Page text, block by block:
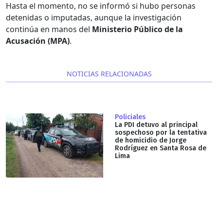
Hasta el momento, no se informó si hubo personas
detenidas o imputadas, aunque la investigación
continúa en manos del Ministerio Público de la
Acusación (MPA).
NOTICIAS RELACIONADAS
Policiales
La PDI detuvo al principal
sospechoso por la tentativa
de homicidio de Jorge
Rodríguez en Santa Rosa de
Lima